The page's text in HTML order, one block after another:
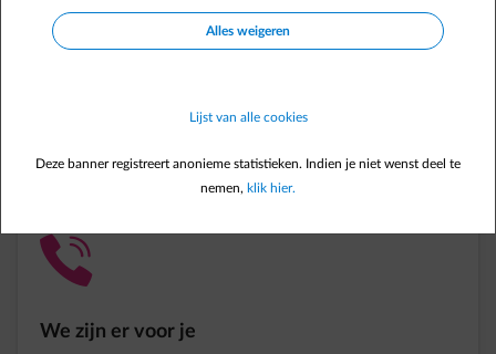
impulse-move
Verhuis nu regelen
impulse-call
We zijn er voor je
Alles weigeren
Lijst van alle cookies
Deze banner registreert anonieme statistieken. Indien je niet wenst deel te
nemen, klik hier.